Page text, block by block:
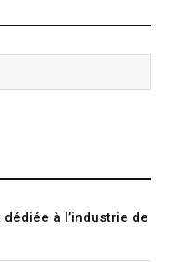
dédiée à l’industrie de